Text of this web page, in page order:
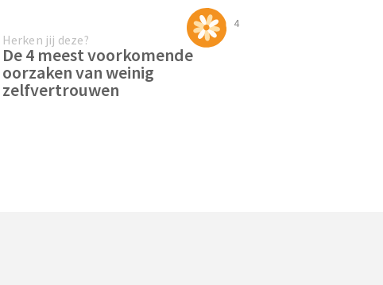
4
Herken jij deze?
De 4 meest voorkomende
oorzaken van weinig
zelfvertrouwen